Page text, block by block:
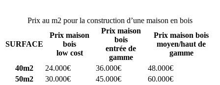
Prix au m2 pour la construction d’une maison en bois
SURFACE
Prix maison
bois
low cost
Prix maison
bois
entrée de
gamme
Prix maison bois
moyen/haut de
gamme
40m2
24.000€ 36.000€
48.000€
50m2
30.000€ 45.000€
60.000€